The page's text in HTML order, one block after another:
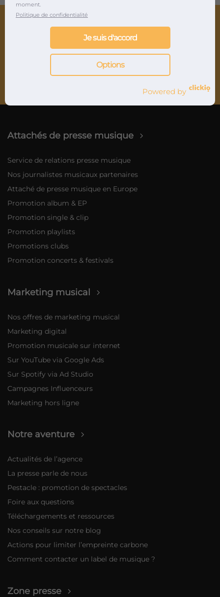
Agence de relations presse musique et marketing
musical depuis 2012
Attachés de presse musique
Service de relations presse musique
Nos journalistes musicaux partenaires
Attaché de presse musique en Europe
Promotion album & EP
Promotion single & clip
Promotion playlists
Promotions clubs
Promotion concerts & festivals
Marketing musical
Nos offres de marketing musical
Marketing digital
Promotion musicale sur internet
Sur YouTube via Google Ads
Sur Spotify via Ad Studio
Campagnes Influenceurs
Marketing hors ligne
Notre aventure
Actualités de l’agence
La presse parle de nous
Pestacle : promotion de spectacles
Foire aux questions
Téléchargements et ressources
Nos conseils sur notre blog
Actions pour limiter l’empreinte carbone
Comment contacter un label de musique ?
Zone presse
moment.
Politique de confidentialité
Options
Je suis d'accord
Powered by